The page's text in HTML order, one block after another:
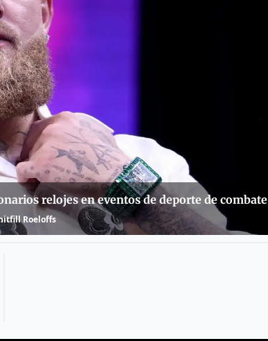
relojes en eventos de deporte de combate
Roeloffs